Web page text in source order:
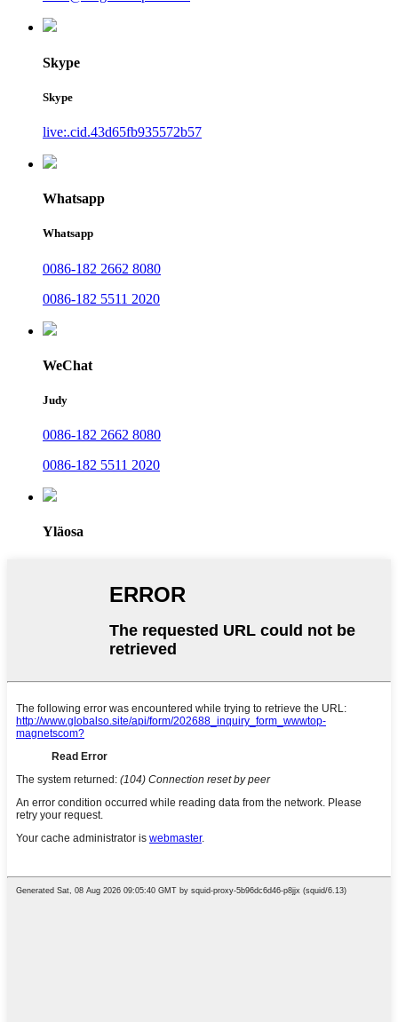
Skype
Skype
live:.cid.43d65fb935572b57
Whatsapp
Whatsapp
0086-182 2662 8080
0086-182 5511 2020
WeChat
Judy
0086-182 2662 8080
0086-182 5511 2020
Yläosa